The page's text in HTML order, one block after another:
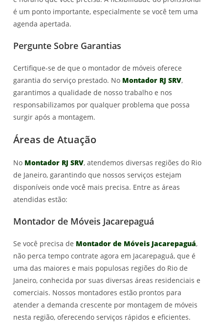
é um ponto importante, especialmente se você tem uma
agenda apertada.
Pergunte Sobre Garantias
Certifique-se de que o montador de móveis oferece
garantia do serviço prestado. No Montador RJ SRV,
garantimos a qualidade de nosso trabalho e nos
responsabilizamos por qualquer problema que possa
surgir após a montagem.
Áreas de Atuação
No Montador RJ SRV, atendemos diversas regiões do Rio
de Janeiro, garantindo que nossos serviços estejam
disponíveis onde você mais precisa. Entre as áreas
atendidas estão:
Montador de Móveis Jacarepaguá
Se você precisa de Montador de Móveis Jacarepaguá,
não perca tempo contrate agora em Jacarepaguá, que é
uma das maiores e mais populosas regiões do Rio de
Janeiro, conhecida por suas diversas áreas residenciais e
comerciais. Nossos montadores estão prontos para
atender a demanda crescente por montagem de móveis
nesta região, oferecendo serviços rápidos e eficientes.